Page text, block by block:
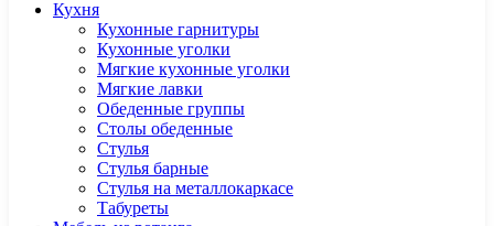
Кухня
Кухонные гарнитуры
Кухонные уголки
Мягкие кухонные уголки
Мягкие лавки
Обеденные группы
Столы обеденные
Стулья
Стулья барные
Стулья на металлокаркасе
Табуреты